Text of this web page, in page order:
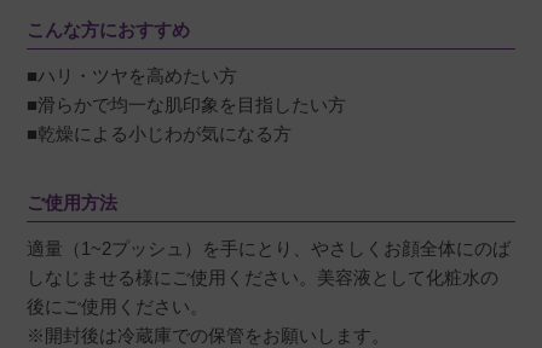
こんな方におすすめ
■ハリ・ツヤを高めたい方
■滑らかで均一な肌印象を目指したい方
■乾燥による小じわが気になる方
ご使用方法
適量（1~2プッシュ）を手にとり、やさしくお顔全体にのば
しなじませる様にご使用ください。美容液として化粧水の
後にご使用ください。
※開封後は冷蔵庫での保管をお願いします。